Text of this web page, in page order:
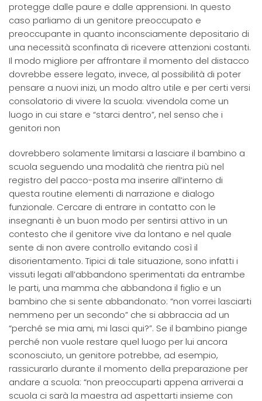
protegge dalle paure e dalle apprensioni. In questo
caso parliamo di un genitore preoccupato e
preoccupante in quanto inconsciamente depositario di
una necessità sconfinata di ricevere attenzioni costanti.
Il modo migliore per affrontare il momento del distacco
dovrebbe essere legato, invece, al possibilità di poter
pensare a nuovi inizi, un modo altro utile e per certi versi
consolatorio di vivere la scuola: vivendola come un
luogo in cui stare e “starci dentro”, nel senso che i
genitori non
dovrebbero solamente limitarsi a lasciare il bambino a
scuola seguendo una modalità che rientra più nel
registro del pacco-posta ma inserire all’interno di
questa routine elementi di narrazione e dialogo
funzionale. Cercare di entrare in contatto con le
insegnanti è un buon modo per sentirsi attivo in un
contesto che il genitore vive da lontano e nel quale
sente di non avere controllo evitando così il
disorientamento. Tipici di tale situazione, sono infatti i
vissuti legati all’abbandono sperimentati da entrambe
le parti, una mamma che abbandona il figlio e un
bambino che si sente abbandonato: “non vorrei lasciarti
nemmeno per un secondo” che si abbraccia ad un
“perché se mia ami, mi lasci qui?”. Se il bambino piange
perché non vuole restare quel luogo per lui ancora
sconosciuto, un genitore potrebbe, ad esempio,
rassicurarlo durante il momento della preparazione per
andare a scuola: “non preoccuparti appena arriverai a
scuola ci sarà la maestra ad aspettarti insieme con